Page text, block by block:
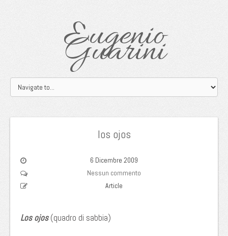
Eugenio
Guarini
los ojos
6 Dicembre 2009
Nessun commento
Article
Los ojos(quadro di sabbia)